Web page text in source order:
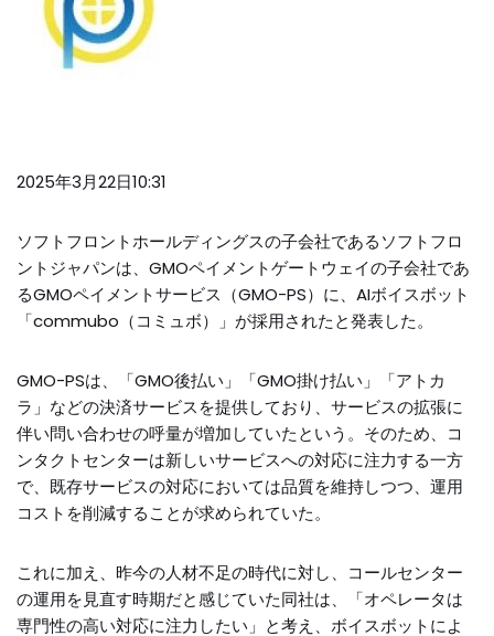
2025年3月22日10:31
ソフトフロントホールディングスの子会社であるソフトフロ
ントジャパンは、GMOペイメントゲートウェイの子会社であ
るGMOペイメントサービス（GMO-PS）に、AIボイスボット
「commubo（コミュボ）」が採用されたと発表した。
GMO-PSは、「GMO後払い」「GMO掛け払い」「アトカ
ラ」などの決済サービスを提供しており、サービスの拡張に
伴い問い合わせの呼量が増加していたという。そのため、コ
ンタクトセンターは新しいサービスへの対応に注力する一方
で、既存サービスの対応においては品質を維持しつつ、運用
コストを削減することが求められていた。
これに加え、昨今の人材不足の時代に対し、コールセンター
の運用を見直す時期だと感じていた同社は、「オペレータは
専門性の高い対応に注力したい」と考え、ボイスボットによ